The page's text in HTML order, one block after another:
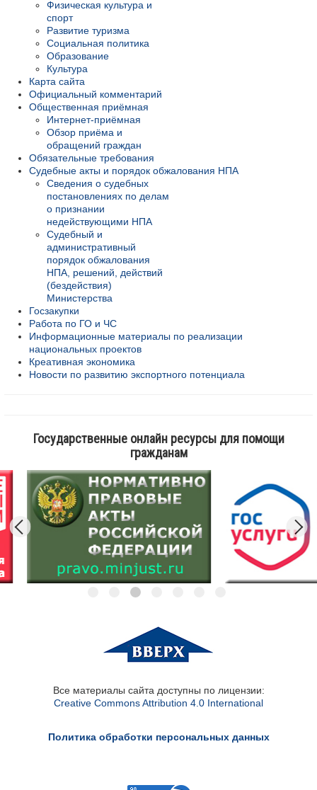
Физическая культура и
спорт
Развитие туризма
Социальная политика
Образование
Культура
Карта сайта
Официальный комментарий
Общественная приёмная
Интернет-приёмная
Обзор приёма и
обращений граждан
Обязательные требования
Судебные акты и порядок обжалования НПА
Сведения о судебных
постановлениях по делам
о признании
недействующими НПА
Судебный и
административный
порядок обжалования
НПА, решений, действий
(бездействия)
Министерства
Госзакупки
Работа по ГО и ЧС
Информационные материалы по реализации
национальных проектов
Креативная экономика
Новости по развитию экспортного потенциала
Государственные онлайн ресурсы для помощи
гражданам
Все материалы сайта доступны по лицензии:
Creative Commons Attribution 4.0 International
Политика обработки персональных данных